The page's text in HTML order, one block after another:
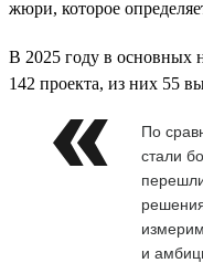
жюри, которое
В 2025 году в основных
142 проекта, из них 55
По
стали
и